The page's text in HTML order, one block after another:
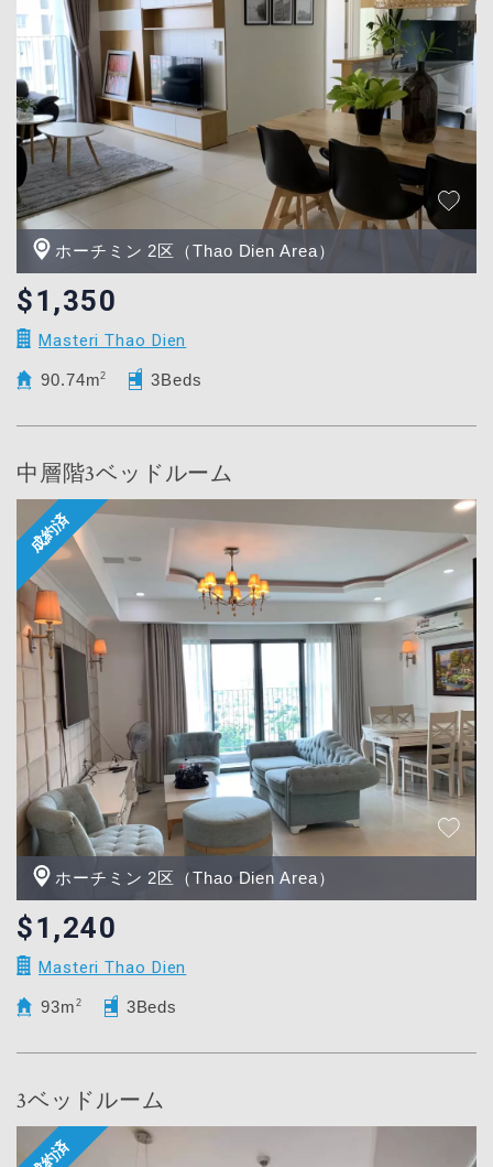
ホーチミン 2区（Thao Dien Area）
$1,350
Masteri Thao Dien
90.74m2 3Beds
中層階3ベッドルーム
ホーチミン 2区（Thao Dien Area）
$1,240
Masteri Thao Dien
93m 2 3Beds
3ベッドルーム